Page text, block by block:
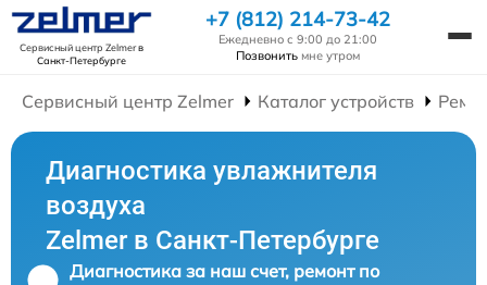
Сервисный центр Zelmerв
Санкт-Петербурге
+7 (812) 214-73-42
Ежедневно с 9:00 до 21:00
Позвонить мне утром
Сервисный центр Zelmer Каталог устройств
Диагностика увлажнителя
воздуха
Zelmer в Санкт-Петербурге
Диагностика за наш счет, ремонт по